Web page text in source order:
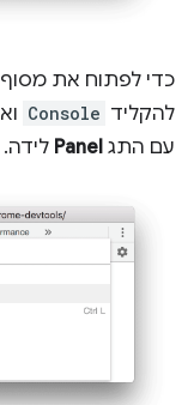
כדי לפתוח את מסוף Cloud מ
להקליד Console
עם התג Panel לידה.